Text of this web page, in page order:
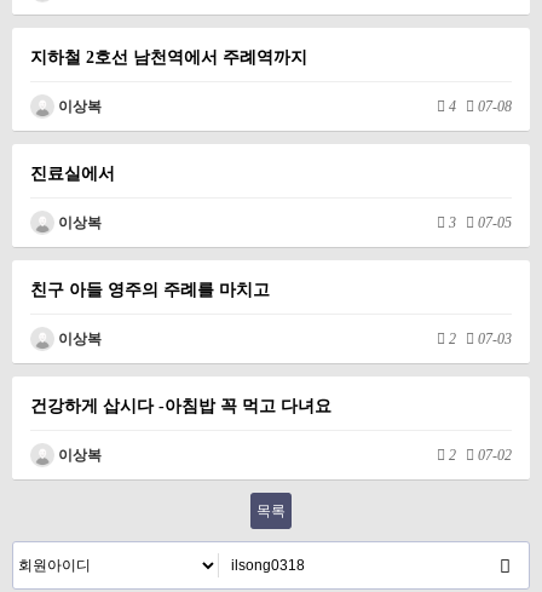
지하철 2호선 남천역에서 주례역까지
이상복 4 07-08
진료실에서
이상복 3 07-05
친구 아들 영주의 주례를 마치고
이상복 2 07-03
건강하게 삽시다 -아침밥 꼭 먹고 다녀요
이상복 2 07-02
목록